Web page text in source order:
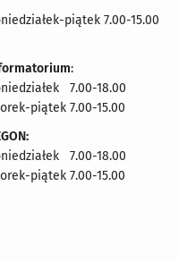
piątek 7.00-15.00
:
7.00-18.00
piątek 7.00-15.00
7.00-18.00
piątek 7.00-15.00